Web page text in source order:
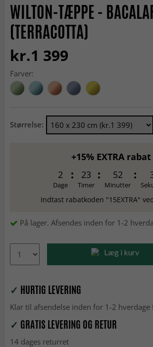
WILTON-TÆPPE -
(TERRACOTTA)
kr.1 399
Farver:
Størrelse:
+15% EXTRA rabat
2
Dage
23
Timer
52
Minutter
Indtast rabatkoden "15EXTRA"
På lager. Afsendes inden for 1-2
Læg i kurv
✓ HURTIG LEVERING
Klar til afsendelse inden for 1-2 hverdage
✓ GRATIS LEVERING OG RETUR
14 dages returret